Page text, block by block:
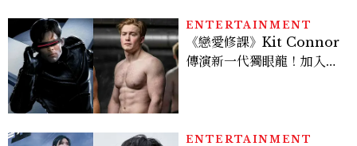
ENTERTAINMENT
《戀愛修課》Kit Connor
傳演新一代獨眼龍！加入新
ENTERTAINMENT